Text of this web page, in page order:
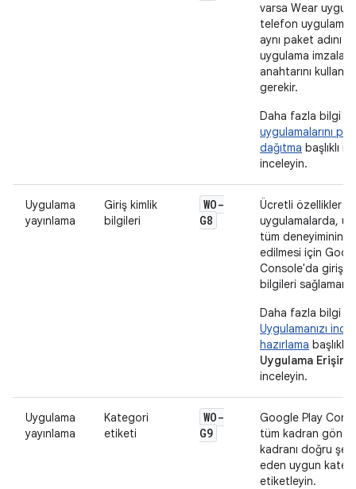
varsa Wear
telefon
aynı paket adını ve
uygulama
anahtarını
gerekir.
Daha fazla bilgi
uygulamalarını
dağıtma başlıklı
inceleyin.
Uygulama
yayınlama
Giriş kimlik
bilgileri
WO-
G8
Ücretli özellikler
uygulamalarda,
tüm deneyiminin
edilmesi için
Console'da giriş
bilgileri
Daha fazla bilgi
Uygulamanızı
hazırlama başlıklı
Uygulama Erişimi
inceleyin.
Uygulama
yayınlama
Kategori
etiketi
WO-
G9
Google Play
tüm kadran
kadranı doğru
eden uygun
etiketleyin.